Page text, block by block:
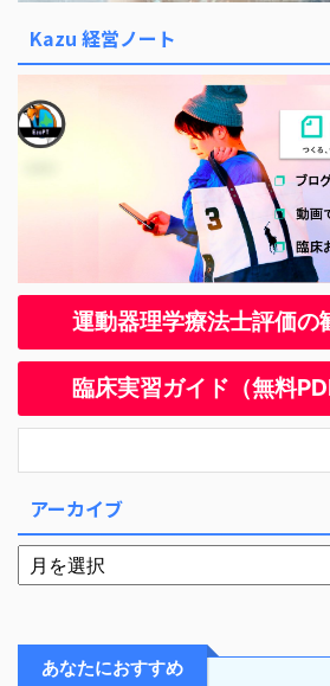
Kazu 経営ノート
運動器理学療法士評価の
臨床実習ガイド（無料
アーカイブ
あなたにおすすめ